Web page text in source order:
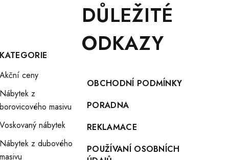
KATEGORIE
Akční ceny
Nábytek z
borovicového masivu
Voskovaný nábytek
Nábytek z dubového
masivu
DŮLEŽITÉ
ODKAZY
OBCHODNÍ PODMÍNKY
PORADNA
REKLAMACE
POUŽÍVANÍ OSOBNÍCH